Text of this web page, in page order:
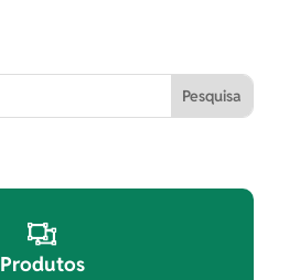

Produtos